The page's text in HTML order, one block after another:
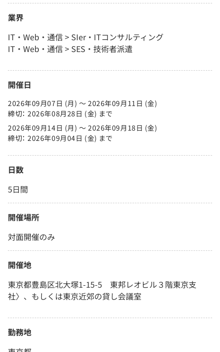
業界
IT・Web・通信 > SIer・ITコンサルティング
IT・Web・通信 > SES・技術者派遣
開催日
2026年09月07日 (月) 〜 2026年09月11日 (金)
締切： 2026年08月28日 (金) まで
2026年09月14日 (月) 〜 2026年09月18日 (金)
締切： 2026年09月04日 (金) まで
日数
5日間
開催場所
対面開催のみ
開催地
東京都豊島区北大塚1-15-5 東邦レオビル３階東京支
社〉、もしくは東京近郊の貸し会議室
勤務地